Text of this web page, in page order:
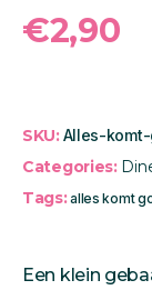
€2,90
SKU:Alles-
Categories:
Tags:alles komt
Een klein